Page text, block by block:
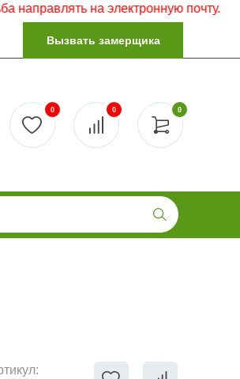
на электронную почту.
Вызвать замерщика
0
0 0